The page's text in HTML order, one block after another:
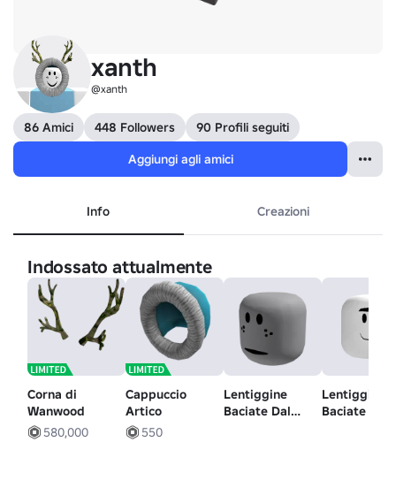
xanth
@xanth
86 Amici 448 Followers
90 Profili seguiti
Aggiungi agli amici
Info Creazioni
Indossato attualmente
Corna di
Wanwood
580,000
Cappuccio
Artico
550
Lentiggine
Baciate Dal
Lentiggine
Baciate Dal